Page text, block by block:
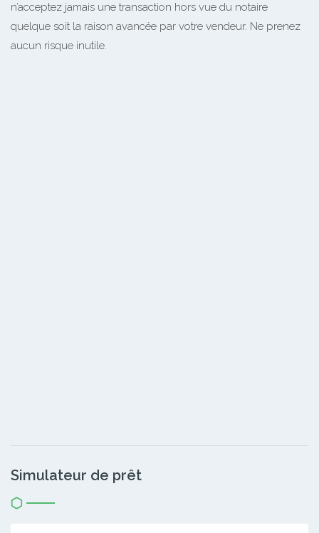
n’acceptez jamais une transaction hors vue du notaire
quelque soit la raison avancée par votre vendeur. Ne prenez
aucun risque inutile.
Simulateur de prêt